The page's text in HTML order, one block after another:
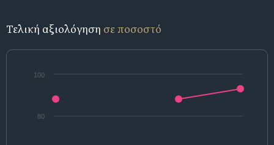
Τελική αξιολόγηση σε ποσοστό
80
100